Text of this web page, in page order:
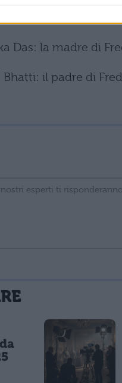
secondo
Das: la madre di
il padre di
cookie salvi i tuoi dati (nome, email) per
di marketing diretto con modalità